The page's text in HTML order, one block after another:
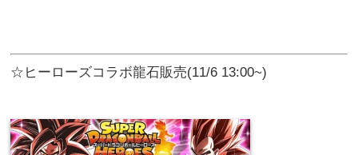
☆ヒーローズコラボ龍石販売(11/6 13:00~)